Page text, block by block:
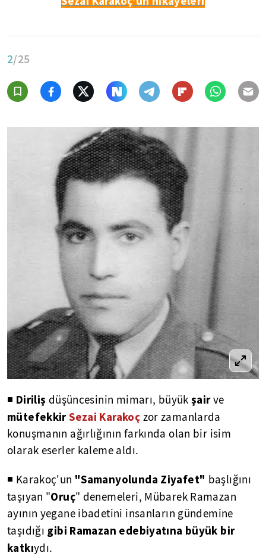
2/25
◾ Diriliş düşüncesinin mimarı, büyükşairve
mütefekkirSezai Karakoç zor zamanlarda
konuşmanın ağırlığının farkında olan bir isim
olarak eserler kaleme aldı.
◾ Karakoç'un "Samanyolunda Ziyafet" başlığını
taşıyan "Oruç" denemeleri, Mübarek Ramazan
ayının yegane ibadetini insanların gündemine
taşıdığı gibi Ramazan edebiyatına büyük bir
katkıydı.